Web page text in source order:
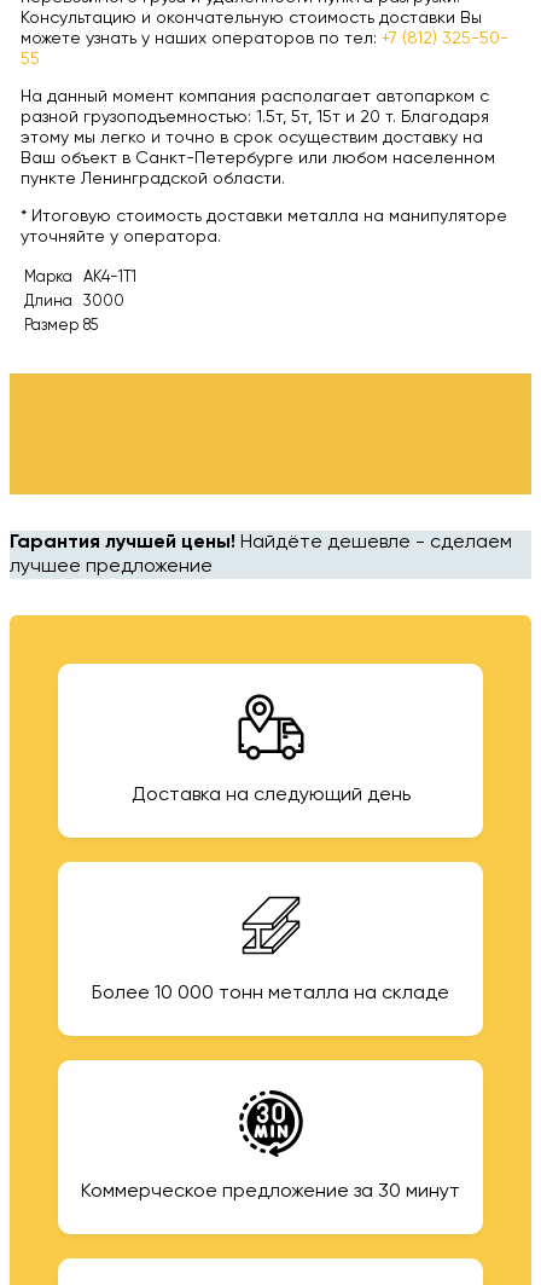
Консультацию и окончательную стоимость доставки Вы
можете узнать у наших операторов по тел: +7 (812) 325-50-
55
На данный момент компания располагает автопарком с
разной грузоподъемностью: 1.5т, 5т, 15т и 20 т. Благодаря
этому мы легко и точно в срок осуществим доставку на
Ваш объект в Санкт-Петербурге или любом населенном
пункте Ленинградской области.
* Итоговую стоимость доставки металла на манипуляторе
уточняйте у оператора.
Марка
АК4-1Т1
Длина
3000
Размер 85
Гарантия лучшей цены! Найдёте дешевле - сделаем
лучшее предложение
Доставка на следующий день
Более 10 000 тонн металла на складе
Коммерческое предложение за 30 минут